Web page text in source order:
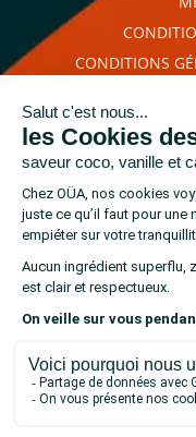
CONDITIONS
Marchand approuvé par
vérifier.